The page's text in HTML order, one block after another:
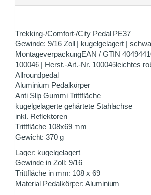
Trekking-/Comfort-/City Pedal PE37
Gewinde: 9/16 Zoll | kugelgelagert |
MontageverpackungEAN / GTIN
100046 | Herst.-Art.-Nr. 100046leichtes
Allroundpedal
Aluminium Pedalkörper
Anti Slip Gummi Trittfläche
kugelgelagerte gehärtete Stahlachse
inkl. Reflektoren
Trittfläche 108x69 mm
Gewicht: 370 g
Lager: kugelgelagert
Gewinde in Zoll: 9/16
Trittfläche in mm: 108 x 69
Material Pedalkörper: Aluminium